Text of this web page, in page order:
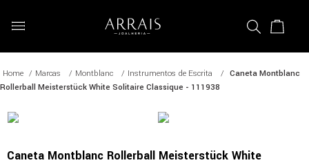
Marcas Montblanc Instrumentos de Escrita
Caneta Montblanc
Rollerball Meisterstück White Solitaire Classique - 111938
Caneta Montblanc Rollerball Meisterstück White